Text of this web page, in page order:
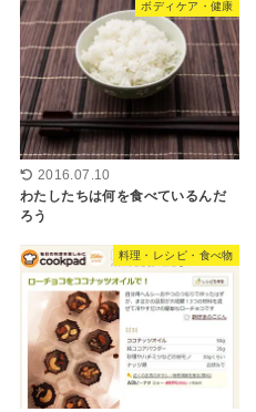
ボディケア・健康
2016.07.10
わたしたちは何を食べているんだ
ろう
料理・レシピ・食べ物